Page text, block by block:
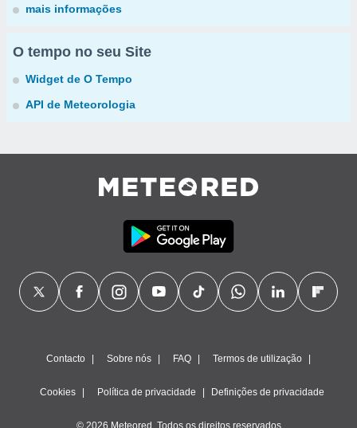
mais informações
O tempo no seu Site
Widget de O Tempo
API de Meteorologia
Contacto Sobre nós FAQ Termos de utilização
Cookies Política de privacidade Definições de privacidade
© 2026 Meteored. Todos os direitos reservados